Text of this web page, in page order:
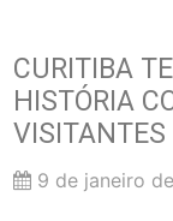
CURITIBA
HISTÓRIA
VISITANTES
9 de janeiro